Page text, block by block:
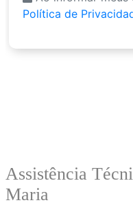
Assistência
Maria